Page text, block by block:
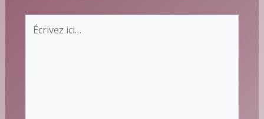
Écrivez
ici…